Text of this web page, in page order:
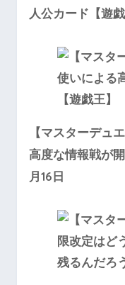
人公カード【遊
【マスターデュ
高度な情報戦が
月16日